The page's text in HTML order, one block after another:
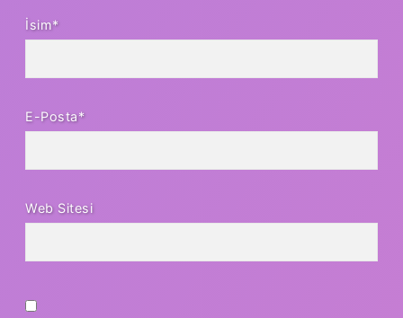
İsim*
E-Posta*
Web Sitesi